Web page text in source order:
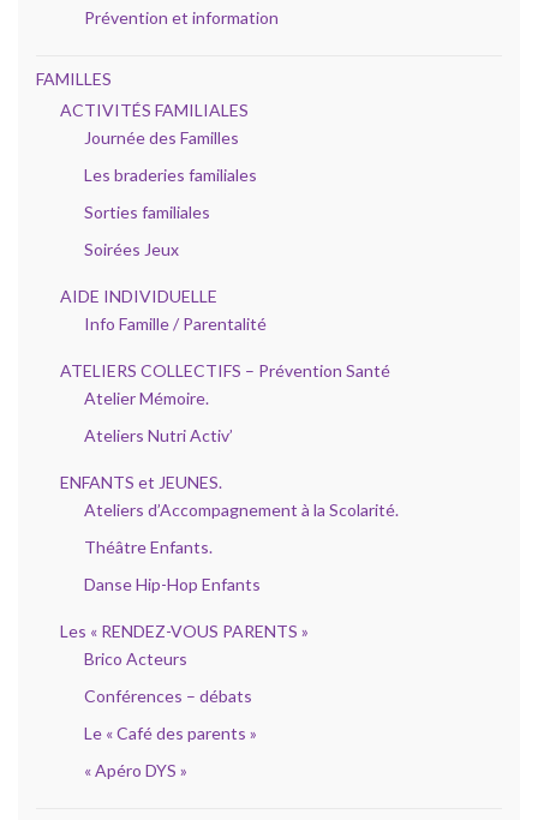
Prévention et information
FAMILLES
ACTIVITÉS FAMILIALES
Journée des Familles
Les braderies familiales
Sorties familiales
Soirées Jeux
AIDE INDIVIDUELLE
Info Famille / Parentalité
ATELIERS COLLECTIFS – Prévention Santé
Atelier Mémoire.
Ateliers Nutri Activ’
ENFANTS et JEUNES.
Ateliers d’Accompagnement à la Scolarité.
Théâtre Enfants.
Danse Hip-Hop Enfants
Les « RENDEZ-VOUS PARENTS »
Brico Acteurs
Conférences – débats
Le « Café des parents »
« Apéro DYS »